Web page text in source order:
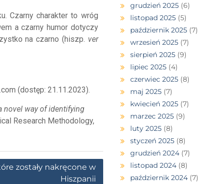
Czarny charakter to wróg
a czarny humor dotyczy
na czarno (hiszp. ver
(dostęp: 21.11.2023).
novel way of identifying
Research Methodology,
zostały nakręcone w
Hiszpanii
grudzień 2025(6)
listopad 2025(5)
październik 2025(7)
wrzesień 2025(7)
sierpień 2025(9)
lipiec 2025(4)
czerwiec 2025(8)
maj 2025(7)
kwiecień 2025(7)
marzec 2025(9)
luty 2025(8)
styczeń 2025(8)
grudzień 2024(7)
listopad 2024(8)
październik 2024(7)